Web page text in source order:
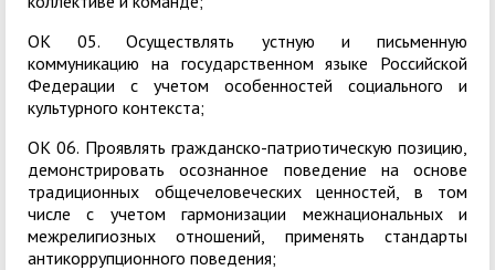
ОК 05. Осуществлять устную и письменную
коммуникацию на государственном языке Российской
Федерации с учетом особенностей социального и
культурного контекста;
ОК 06. Проявлять гражданско-патриотическую позицию,
демонстрировать осознанное поведение на основе
традиционных общечеловеческих ценностей, в том
числе с учетом гармонизации межнациональных и
межрелигиозных отношений, применять стандарты
антикоррупционного поведения;